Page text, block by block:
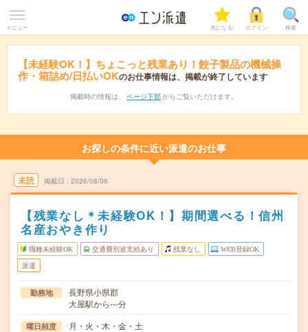
メニュー 気になる! ログイン 検索
【未経験OK！】ちょこっと残業あり！餃子製品の機械操
作・箱詰め/日払いOKのお仕事情報は、掲載が終了しています
掲載時の情報は、 ページ下部 からご覧いただけます。
お探しの条件に近い派遣のお仕事
未読 掲載日 2026/08/06
【残業なし＊未経験OK！】期間選べる！信州
名産おやき作り
職種未経験OK 交通費別途支給あり 残業なし WEB登録OK
派遣
勤務地
長野県小県郡
大屋駅から---分
曜日頻度 月・火・木・金・土